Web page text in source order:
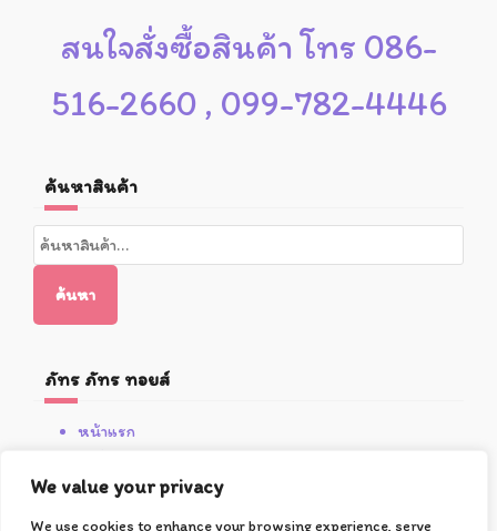
We value your privacy
We use cookies to enhance your browsing experience, serve
สนใจสั่งซื้อสินค้า โทร 086-
516-2660 , 099-782-4446
ค้นหาสินค้า
ค้นหา:
ค้นหา
ภัทร ภัทร ทอยส์
หน้าแรก
โปรโมชั่น